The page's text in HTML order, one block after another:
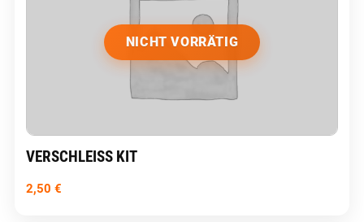
NICHT VORRÄTIG
VERSCHLEISS KIT
2,50 €